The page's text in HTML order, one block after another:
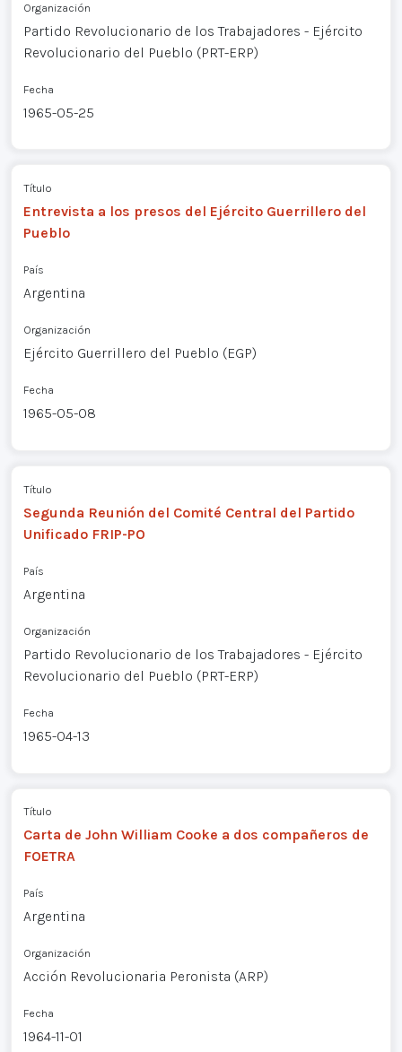
Organización
Partido Revolucionario de los Trabajadores - Ejército
Revolucionario del Pueblo (PRT-ERP)
Fecha
1965-05-25
Título
Entrevista a los presos del Ejército Guerrillero del
Pueblo
País
Argentina
Organización
Ejército Guerrillero del Pueblo (EGP)
Fecha
1965-05-08
Título
Segunda Reunión del Comité Central del Partido
Unificado FRIP-PO
País
Argentina
Organización
Partido Revolucionario de los Trabajadores - Ejército
Revolucionario del Pueblo (PRT-ERP)
Fecha
1965-04-13
Título
Carta de John William Cooke a dos compañeros de
FOETRA
País
Argentina
Organización
Acción Revolucionaria Peronista (ARP)
Fecha
1964-11-01